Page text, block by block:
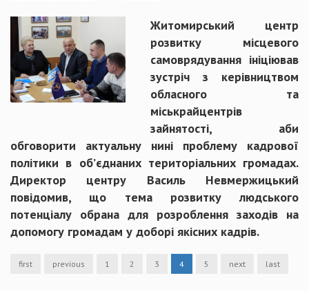
Житомирський центр
розвитку місцевого
самоврядування ініціював
зустріч з керівництвом
обласного та
міськрайцентрів
зайнятості, аби
обговорити актуальну нині проблему кадрової
політики в об’єднаних територіальних громадах.
Директор центру Василь Невмержицький
повідомив, що тема розвитку людського
потенціалу обрана для розроблення заходів на
допомогу громадам у доборі якісних кадрів.
first previous 1 2 3 4 5 next last